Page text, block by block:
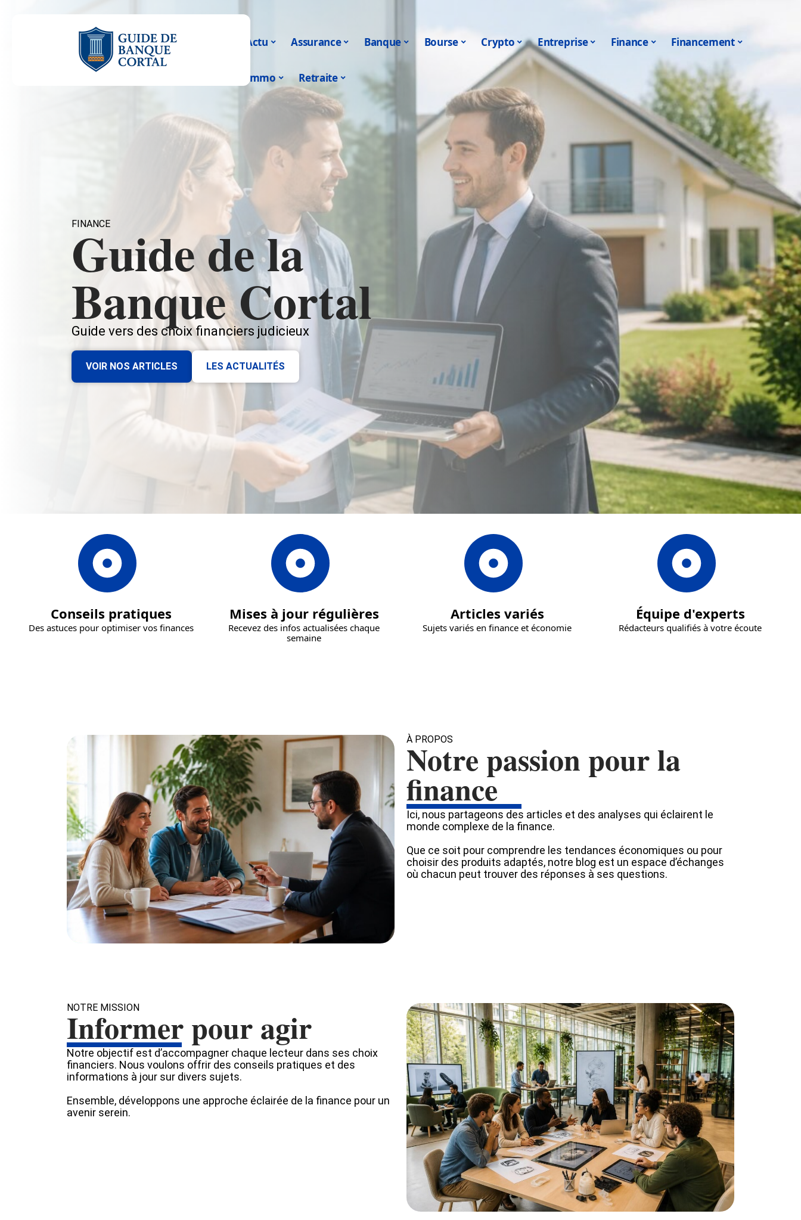
Actu Assurance Banque Bourse Crypto Entreprise Finance Financement
Immo Retraite
FINANCE
Guide de la
Banque Cortal
Guide vers des choix financiers judicieux
VOIR NOS ARTICLES LES ACTUALITÉS
Conseils pratiques
Des astuces pour optimiser vos finances
Mises à jour régulières
Recevez des infos actualisées chaque
semaine
Articles variés
Sujets variés en finance et économie
Équipe d'experts
Rédacteurs qualifiés à votre écoute
À PROPOS
Notre passion pour la
finance
Ici, nous partageons des articles et des analyses qui éclairent le
monde complexe de la finance.
Que ce soit pour comprendre les tendances économiques ou pour
choisir des produits adaptés, notre blog est un espace d’échanges
où chacun peut trouver des réponses à ses questions.
NOTRE MISSION
Informer pour agir
Notre objectif est d’accompagner chaque lecteur dans ses choix
financiers. Nous voulons offrir des conseils pratiques et des
informations à jour sur divers sujets.
Ensemble, développons une approche éclairée de la finance pour un
avenir serein.